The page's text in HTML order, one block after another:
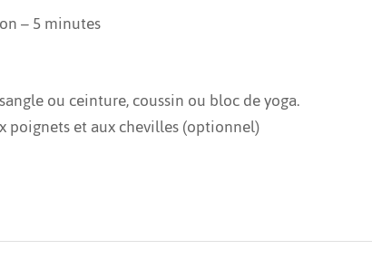
– 5 minutes
ou ceinture, coussin ou bloc de yoga.
poignets et aux chevilles (optionnel)